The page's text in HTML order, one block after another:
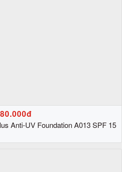
Anti-UV Foundation A013 SPF 15